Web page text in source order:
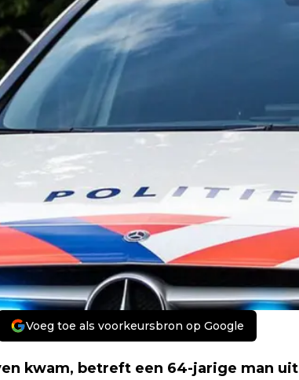
Voeg toe als voorkeursbron op Google
kwam, betreft een 64-jarige man uit